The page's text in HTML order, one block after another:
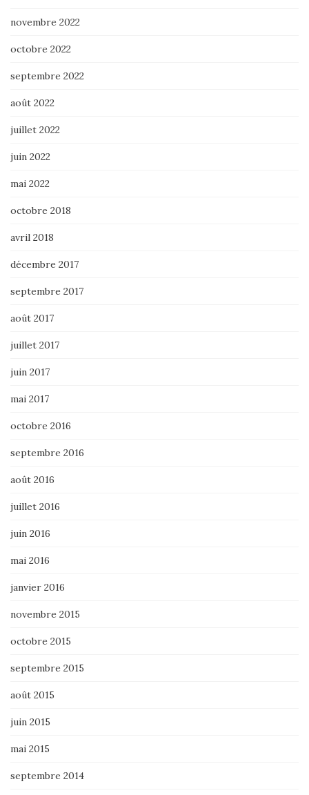
novembre 2022
octobre 2022
septembre 2022
août 2022
juillet 2022
juin 2022
mai 2022
octobre 2018
avril 2018
décembre 2017
septembre 2017
août 2017
juillet 2017
juin 2017
mai 2017
octobre 2016
septembre 2016
août 2016
juillet 2016
juin 2016
mai 2016
janvier 2016
novembre 2015
octobre 2015
septembre 2015
août 2015
juin 2015
mai 2015
septembre 2014